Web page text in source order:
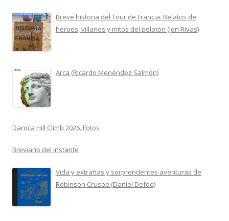
Breve historia del Tour de Francia. Relatos de
héroes, villanos y mitos del pelotón (Jon Rivas)
Arca (Ricardo Menéndez Salmón)
Daroca Hill Climb 2026. Fotos
Breviario del instante
Vida y extrañas y sorprendentes aventuras de
Robinson Crusoe (Daniel Defoe)